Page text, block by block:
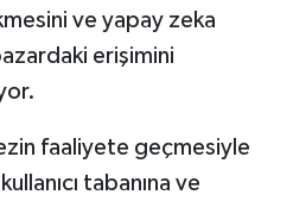
ve yapay zeka
erişimini
faaliyete geçmesiyle
tabanına ve